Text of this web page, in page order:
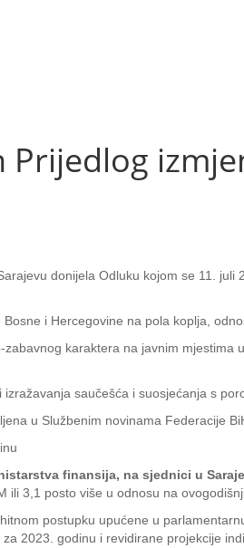
Prijedlog
donijela Odluku kojom se 11.
i Hercegovine na pola koplja,
karaktera na javnim
saučešća i suosjećanja s
u Službenim novinama Federacije
finansija, na sjednici u
ili 3,1 posto više u odnosu na
postupku upućene u
2023. godinu i revidirane projekcije